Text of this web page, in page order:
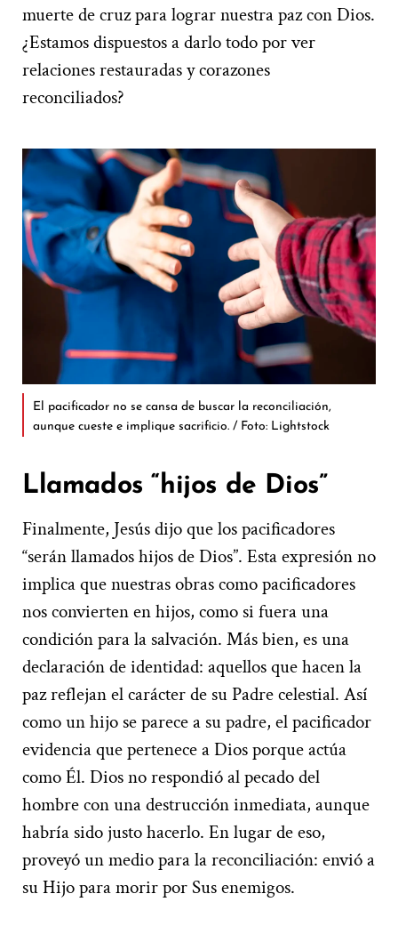
muerte de cruz para lograr nuestra paz con Dios.
¿Estamos dispuestos a darlo todo por ver
relaciones restauradas y corazones
reconciliados?
El pacificador no se cansa de buscar la reconciliación,
aunque cueste e implique sacrificio. / Foto: Lightstock
Llamados “hijos de Dios”
Finalmente, Jesús dijo que los pacificadores
“serán llamados hijos de Dios”. Esta expresión no
implica que nuestras obras como pacificadores
nos convierten en hijos, como si fuera una
condición para la salvación. Más bien, es una
declaración de identidad: aquellos que hacen la
paz reflejan el carácter de su Padre celestial. Así
como un hijo se parece a su padre, el pacificador
evidencia que pertenece a Dios porque actúa
como Él. Dios no respondió al pecado del
hombre con una destrucción inmediata, aunque
habría sido justo hacerlo. En lugar de eso,
proveyó un medio para la reconciliación: envió a
su Hijo para morir por Sus enemigos.